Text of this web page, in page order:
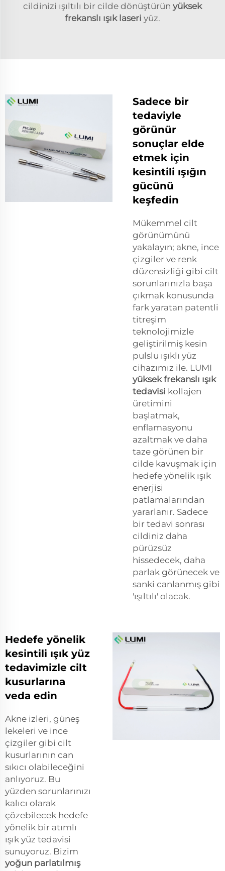
cildinizi ışıltılı bir cilde dönüştürün yüksek
frekanslı ışık laseri yüz.
Sadece bir
tedaviyle
görünür
sonuçlar elde
etmek için
kesintili ışığın
gücünü
keşfedin
Mükemmel cilt
görünümünü
yakalayın; akne, ince
çizgiler ve renk
düzensizliği gibi cilt
sorunlarınızla başa
çıkmak konusunda
fark yaratan patentli
titreşim
teknolojimizle
geliştirilmiş kesin
pulslu ışıklı yüz
cihazımız ile. LUMI
yüksek frekanslı ışık
tedavisi kollajen
üretimini
başlatmak,
enflamasyonu
azaltmak ve daha
taze görünen bir
cilde kavuşmak için
hedefe yönelik ışık
enerjisi
patlamalarından
yararlanır. Sadece
bir tedavi sonrası
cildiniz daha
pürüzsüz
hissedecek, daha
parlak görünecek ve
sanki canlanmış gibi
'ışıltılı' olacak.
Hedefe yönelik
kesintili ışık yüz
tedavimizle cilt
kusurlarına
veda edin
Akne izleri, güneş
lekeleri ve ince
çizgiler gibi cilt
kusurlarının can
sıkıcı olabileceğini
anlıyoruz. Bu
yüzden sorunlarınızı
kalıcı olarak
çözebilecek hedefe
yönelik bir atımlı
ışık yüz tedavisi
sunuyoruz. Bizim
yoğun parlatılmış